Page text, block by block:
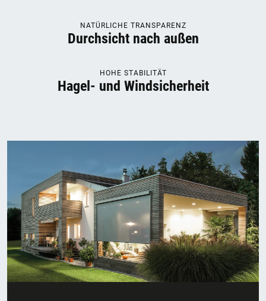
NATÜRLICHE TRANSPARENZ
Durchsicht nach außen
HOHE STABILITÄT
Hagel- und Windsicherheit